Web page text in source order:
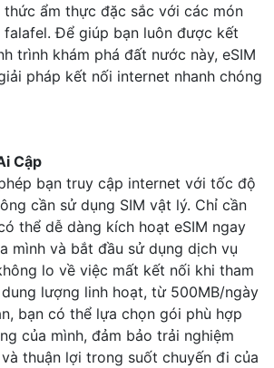
thức ẩm thực đặc sắc với các món
falafel. Để giúp bạn luôn được kết
trình khám phá đất nước này, eSIM
pháp kết nối internet nhanh chóng
Cập
bạn truy cập internet với tốc độ
cần sử dụng SIM vật lý. Chỉ cần
thể dễ dàng kích hoạt eSIM ngay
mình và bắt đầu sử dụng dịch vụ
lo về việc mất kết nối khi tham
lượng linh hoạt, từ 500MB/ngày
bạn có thể lựa chọn gói phù hợp
của mình, đảm bảo trải nghiệm
thuận lợi trong suốt chuyến đi của